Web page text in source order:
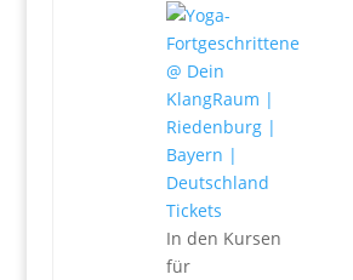
Tickets
In den Kursen
für